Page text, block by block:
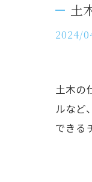
土
2024/
土木の
ルなど
できる